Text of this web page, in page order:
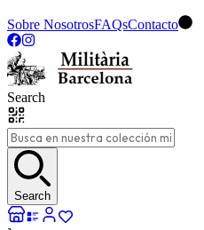
Sobre NosotrosFAQsContacto
Search
Search